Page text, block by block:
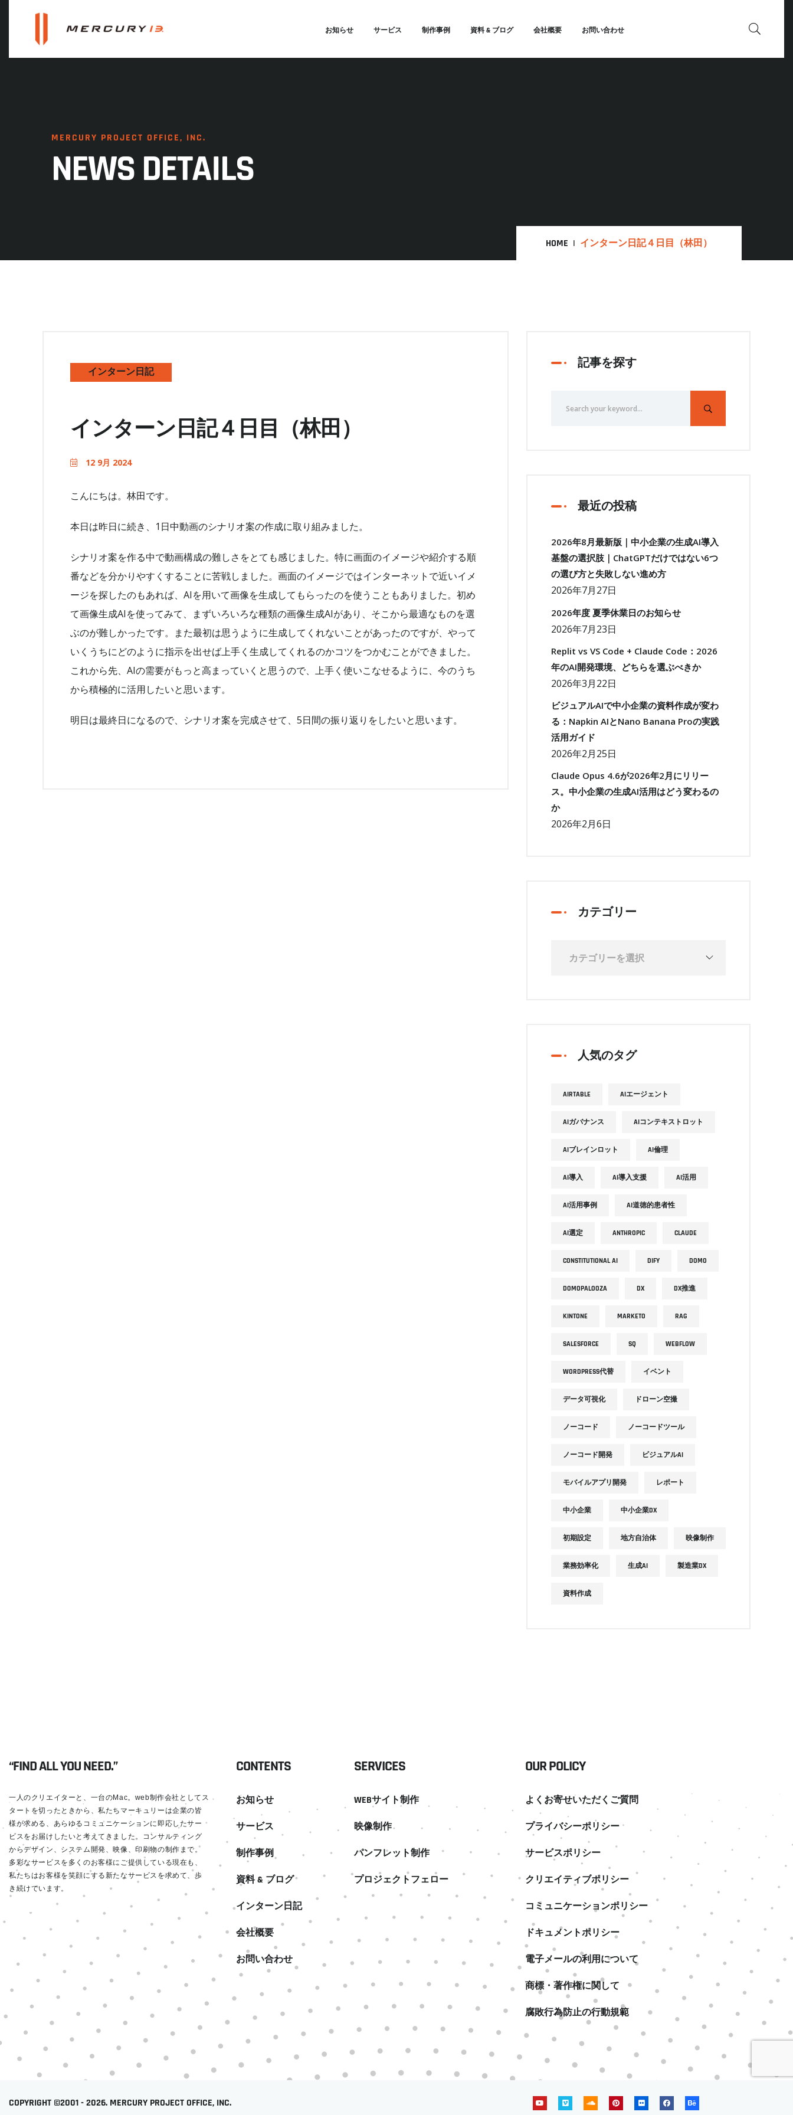
お知らせ サービス 制作事例 資料 & ブログ 会社概要 お問い合わせ
MERCURY PROJECT OFFICE, INC.
NEWS DETAILS
HOME インターン日記４日目（林田）
インターン日記
インターン日記４日目（林田）
12 9月 2024
こんにちは。林田です。
本日は昨日に続き、1日中動画のシナリオ案の作成に取り組みました。
シナリオ案を作る中で動画構成の難しさをとても感じました。特に画面のイメージや紹介する順
番などを分かりやすくすることに苦戦しました。画面のイメージではインターネットで近いイメ
ージを探したのもあれば、AIを用いて画像を生成してもらったのを使うこともありました。初め
て画像生成AIを使ってみて、まずいろいろな種類の画像生成AIがあり、そこから最適なものを選
ぶのが難しかったです。また最初は思うように生成してくれないことがあったのですが、やって
いくうちにどのように指示を出せば上手く生成してくれるのかコツをつかむことができました。
これから先、AIの需要がもっと高まっていくと思うので、上手く使いこなせるように、今のうち
から積極的に活用したいと思います。
明日は最終日になるので、シナリオ案を完成させて、5日間の振り返りをしたいと思います。
記事を探す
最近の投稿
2026年8月最新版｜中小企業の生成AI導入
基盤の選択肢｜ChatGPTだけではない6つ
の選び方と失敗しない進め方
2026年7月27日
2026年度 夏季休業日のお知らせ
2026年7月23日
Replit vs VS Code + Claude Code：2026
年のAI開発環境、どちらを選ぶべきか
2026年3月22日
ビジュアルAIで中小企業の資料作成が変わ
る：Napkin AIとNano Banana Proの実践
活用ガイド
2026年2月25日
Claude Opus 4.6が2026年2月にリリー
ス。中小企業の生成AI活用はどう変わるの
か
2026年2月6日
カテゴリー
人気のタグ
AIRTABLE AIエージェント
AIガバナンス AIコンテキストロット
AIブレインロット AI倫理
AI導入 AI導入支援 AI活用
AI活用事例 AI道徳的患者性
AI選定 ANTHROPIC CLAUDE
CONSTITUTIONAL AI DIFY DOMO
DOMOPALOOZA DX DX推進
KINTONE MARKETO RAG
SALESFORCE SQ WEBFLOW
WORDPRESS代替 イベント
データ可視化 ドローン空撮
ノーコード ノーコードツール
ノーコード開発 ビジュアルAI
モバイルアプリ開発 レポート
中小企業 中小企業DX
初期設定 地方自治体 映像制作
業務効率化 生成AI 製造業DX
資料作成
“FIND ALL YOU NEED.”
一人のクリエイターと、一台のMac。web制作会社としてス
タートを切ったときから、私たちマーキュリーは企業の皆
様が求める、あらゆるコミュニケーションに即応したサー
ビスをお届けしたいと考えてきました。コンサルティング
からデザイン、システム開発、映像、印刷物の制作まで。
多彩なサービスを多くのお客様にご提供している現在も、
私たちはお客様を笑顔にする新たなサービスを求めて、歩
き続けています。
CONTENTS
お知らせ
サービス
制作事例
資料 & ブログ
インターン日記
会社概要
お問い合わせ
SERVICES
WEBサイト制作
映像制作
パンフレット制作
プロジェクトフェロー
OUR POLICY
よくお寄せいただくご質問
プライバシーポリシー
サービスポリシー
クリエイティブポリシー
コミュニケーションポリシー
ドキュメントポリシー
電子メールの利用について
商標・著作権に関して
腐敗行為防止の行動規範
COPYRIGHT ©2001 - 2026. MERCURY PROJECT OFFICE, INC.